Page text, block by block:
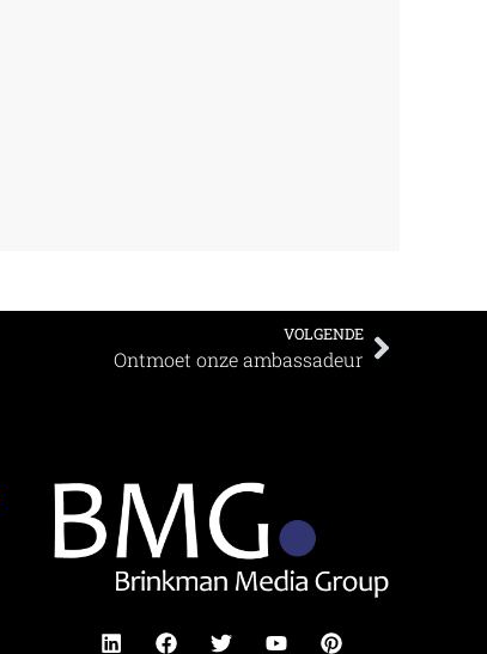
VOLGENDE
Ontmoet onze ambassadeur